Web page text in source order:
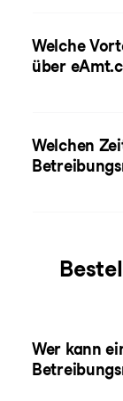
Welche
über
Welchen
Wer kann